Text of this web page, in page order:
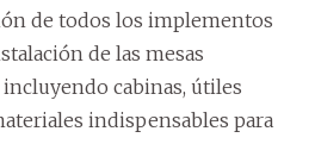
de todos los implementos
de las mesas
cabinas, útiles
indispensables para